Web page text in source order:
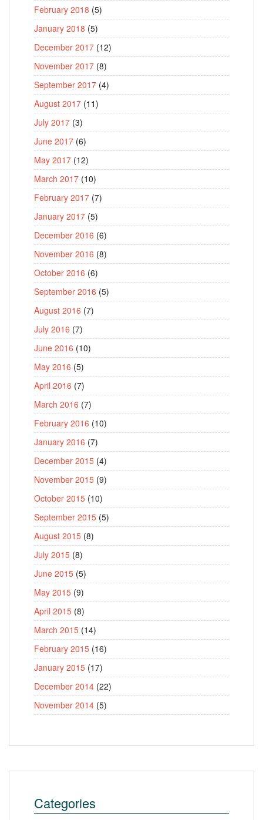
February 2018 (5)
January 2018 (5)
December 2017 (12)
November 2017 (8)
September 2017 (4)
August 2017 (11)
July 2017 (3)
June 2017 (6)
May 2017 (12)
March 2017 (10)
February 2017 (7)
January 2017 (5)
December 2016 (6)
November 2016 (8)
October 2016 (6)
September 2016 (5)
August 2016 (7)
July 2016 (7)
June 2016 (10)
May 2016 (5)
April 2016 (7)
March 2016 (7)
February 2016 (10)
January 2016 (7)
December 2015 (4)
November 2015 (9)
October 2015 (10)
September 2015 (5)
August 2015 (8)
July 2015 (8)
June 2015 (5)
May 2015 (9)
April 2015 (8)
March 2015 (14)
February 2015 (16)
January 2015 (17)
December 2014 (22)
November 2014 (5)
Categories